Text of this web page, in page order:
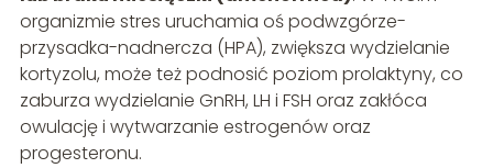
organizmie stres uruchamia oś podwzgórze-
przysadka-nadnercza (HPA), zwiększa wydzielanie
kortyzolu, może też podnosić poziom prolaktyny, co
zaburza wydzielanie GnRH, LH i FSH oraz zakłóca
owulację i wytwarzanie estrogenów oraz
progesteronu.